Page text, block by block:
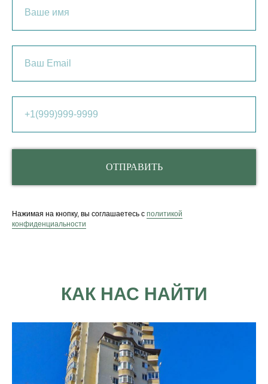
ОТПРАВИТЬ
Нажимая на кнопку, вы соглашаетесь с политикой
конфиденциальности
КАК НАС НАЙТИ